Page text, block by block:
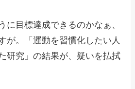
に目標達成できるのかなぁ、
が。「運動を習慣化したい人
研究」の結果が、疑いを払拭